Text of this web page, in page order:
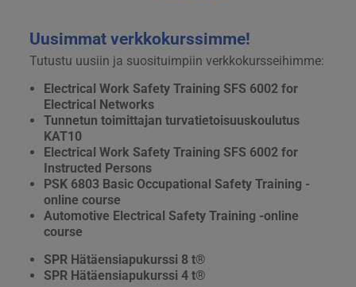
Uusimmat verkkokurssimme!
Tutustu uusiin ja suosituimpiin verkkokursseihimme:
Electrical Work Safety Training SFS 6002 for
Electrical Networks
Tunnetun toimittajan turvatietoisuuskoulutus
KAT10
Electrical Work Safety Training SFS 6002 for
Instructed Persons
PSK 6803 Basic Occupational Safety Training -
online course
Automotive Electrical Safety Training -online
course
SPR Hätäensiapukurssi 8 t®
SPR Hätäensiapukurssi 4 t®